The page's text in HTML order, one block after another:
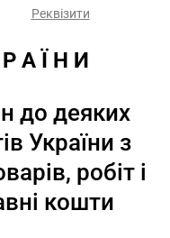
Реквізити
А Ї Н И
до деяких
України з
робіт і
кошти